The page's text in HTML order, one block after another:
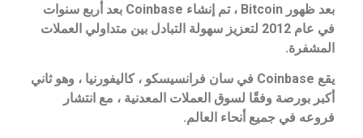
بعد ظهور Bitcoin ، تم إنشاء Coinbase بعد أربع سنوات
في عام 2012 لتعزيز سهولة التبادل بين متداولي العملات
المشفرة.
يقع Coinbase في سان فرانسيسكو ، كاليفورنيا ، وهو ثاني
أكبر بورصة وفقًا لسوق العملات المعدنية ، مع انتشار
فروعه في جميع أنحاء العالم.